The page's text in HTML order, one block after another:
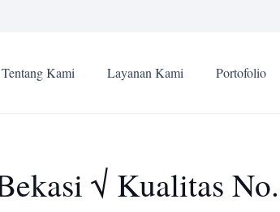
Tentang Kami Layanan Kami Portofolio
√ Kualitas